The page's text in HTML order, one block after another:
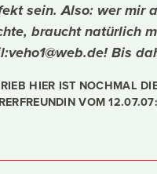
sein. Also: wer mir
braucht natürlich
Bis
HIER IST NOCHMAL
VOM